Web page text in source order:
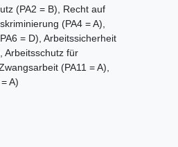
(PA2 = B), Recht auf
(PA4 = A),
= D), Arbeitssicherheit
Arbeitsschutz für
(PA11 = A),
A)